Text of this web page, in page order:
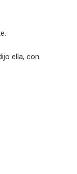
ella, con